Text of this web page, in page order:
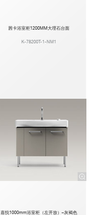
茜卡浴室柜1200MM大理石台面
K-78200T-1-NM1
嘉悦1000mm浴室柜（左开放）–灰褐色